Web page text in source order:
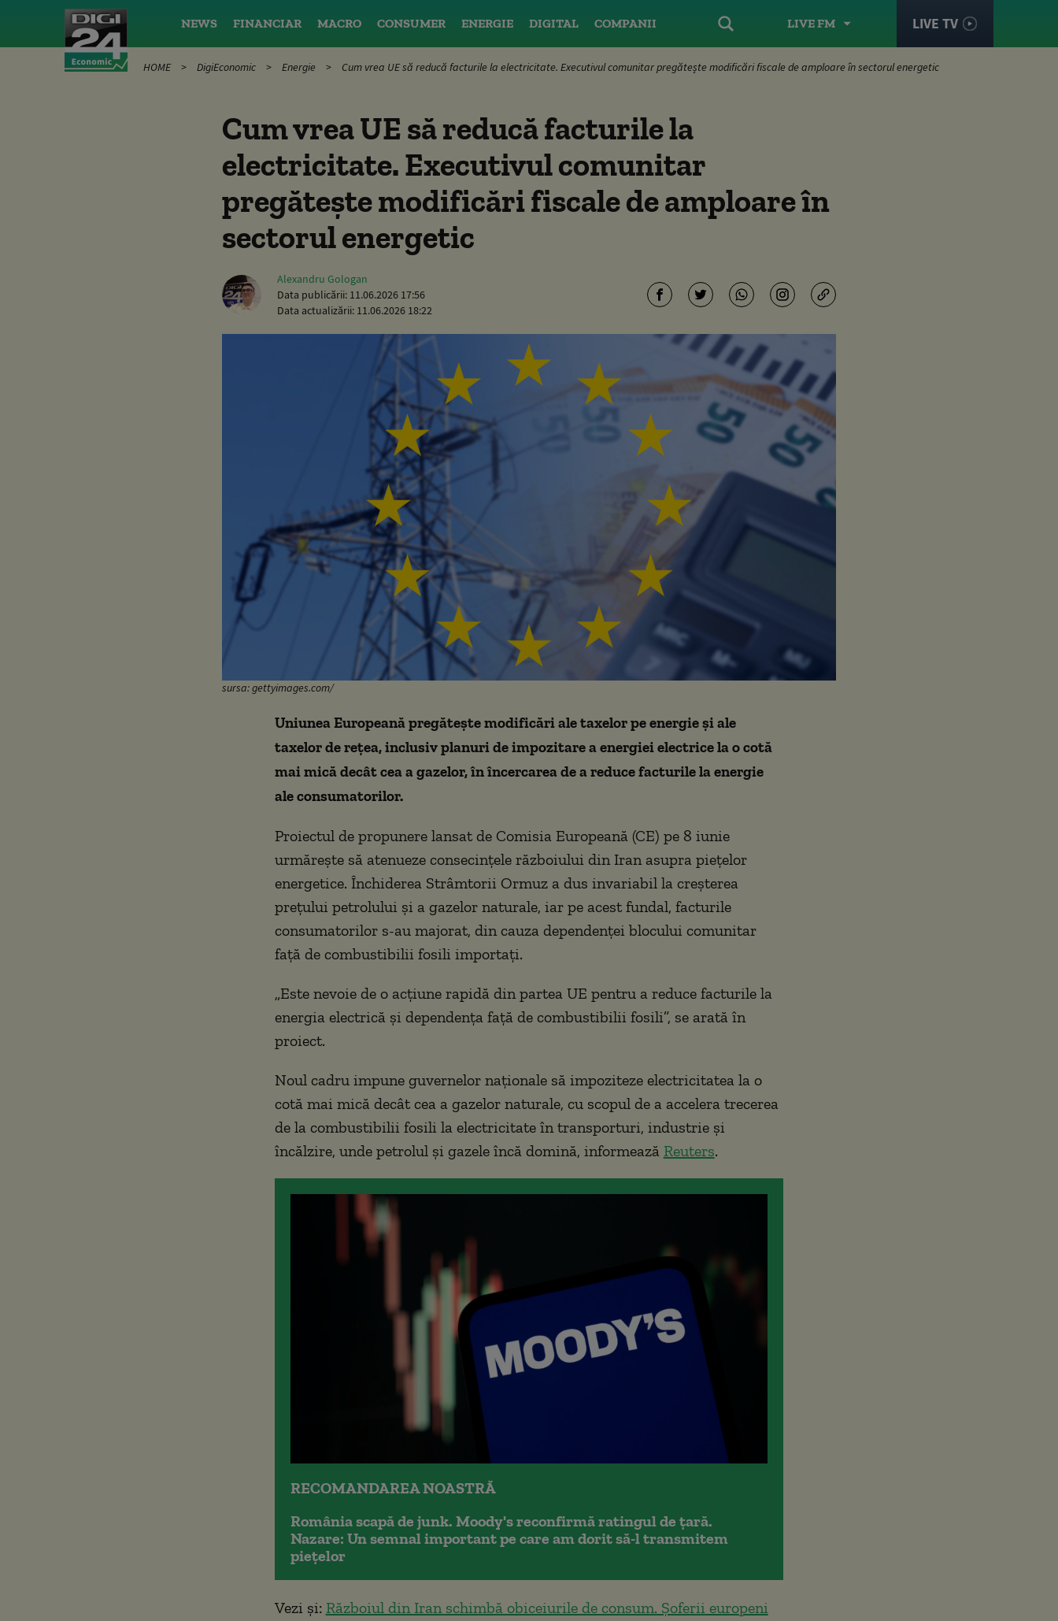
LIVE FM LIVE TV
NEWS FINANCIAR MACRO CONSUMER ENERGIE DIGITAL COMPANII
HOME DigiEconomic Energie Cum vrea UE să reducă facturile la electricitate. Executivul comunitar pregătește modificări fiscale de amploare în sectorul energetic
Cum vrea UE să reducă facturile la
electricitate. Executivul comunitar
pregătește modificări fiscale de amploare în
sectorul energetic
Alexandru Gologan
Data publicării: 11.06.2026 17:56
Data actualizării: 11.06.2026 18:22
sursa: gettyimages.com/
Uniunea Europeană pregătește modificări ale taxelor pe energie și ale
taxelor de rețea, inclusiv planuri de impozitare a energiei electrice la o cotă
mai mică decât cea a gazelor, în încercarea de a reduce facturile la energie
ale consumatorilor.
Proiectul de propunere lansat de Comisia Europeană (CE) pe 8 iunie
urmărește să atenueze consecințele războiului din Iran asupra piețelor
energetice. Închiderea Strâmtorii Ormuz a dus invariabil la creșterea
prețului petrolului și a gazelor naturale, iar pe acest fundal, facturile
consumatorilor s-au majorat, din cauza dependenței blocului comunitar
față de combustibilii fosili importați.
„Este nevoie de o acțiune rapidă din partea UE pentru a reduce facturile la
energia electrică și dependența față de combustibilii fosili”, se arată în
proiect.
Noul cadru impune guvernelor naționale să impoziteze electricitatea la o
cotă mai mică decât cea a gazelor naturale, cu scopul de a accelera trecerea
de la combustibilii fosili la electricitate în transporturi, industrie și
încălzire, unde petrolul și gazele încă domină, informează Reuters.
RECOMANDAREA NOASTRĂ
România scapă de junk. Moody's reconfirmă ratingul de țară.
Nazare: Un semnal important pe care am dorit să-l transmitem
piețelor
Vezi și: Războiul din Iran schimbă obiceiurile de consum. Șoferii europeni